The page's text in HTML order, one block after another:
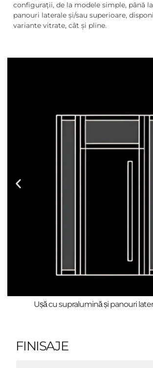
configurații, de la modele simple, până
panouri laterale și/sau superioare,
variante vitrate, cât și pline.
Ușă cu supralumină
FINISAJE